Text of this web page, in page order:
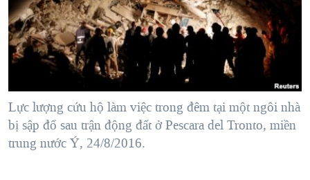
"Tìm"NGƯỜI VIỆT HẢI NGOẠI
ĐỜI SỐNG
KINH TẾ
KHOA HỌC
SỨC KHOẺ
VĂN HOÁ
TẠI
HÀNH TRÌNH BẦU CỬ 2024
MỘT NĂM CHIẾN TRANH TẠI DẢI GAZA
GIẢI MÃ VÀNH ĐAI & CON ĐƯỜNG
NGÀY TỊ NẠN THẾ GIỚI
TRỊNH VĨNH BÌNH - NGƯỜI HẠ 'BÊN THẮNG CUỘC'
GROUND ZERO – XƯA VÀ NAY
VIDEO
NGHE
MẠNG XÃ HỘI
Ngôn ngữ khác
Lực lượng cứu hộ làm việc trong đêm tại một ngôi nhà
bị sập đổ sau trận động đất ở Pescara del Tronto, miền
trung nước Ý, 24/8/2016.